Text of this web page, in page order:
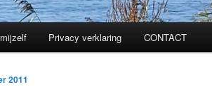
Privacy verklaring CONTACT
2011